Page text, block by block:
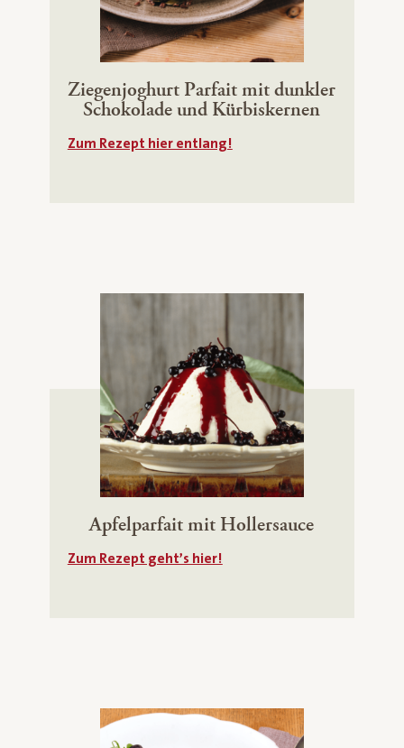
Ziegenjoghurt Parfait mit dunkler
Schokolade und Kürbiskernen
Zum Rezept hier entlang!
Apfelparfait mit Hollersauce
Zum Rezept geht’s hier!